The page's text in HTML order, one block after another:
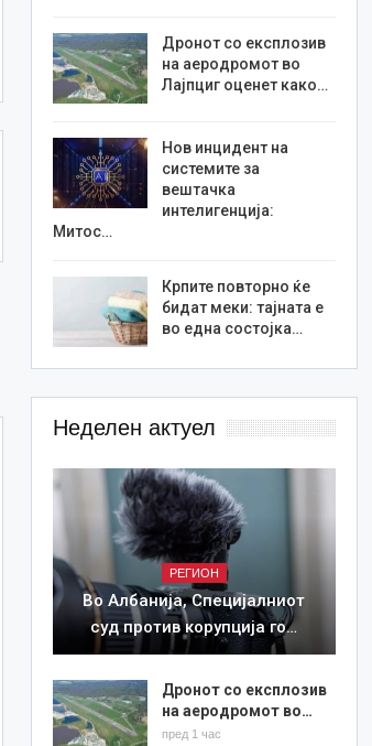
Дронот со експлозив
на аеродромот во
Лајпциг оценет како…
Нов инцидент на
системите за
вештачка
интелигенција:
Митос…
Крпите повторно ќе
бидат меки: тајната е
во една состојка…
Неделен актуел
РЕГИОН
Во Албанија, Специјалниот
суд против корупција го…
Дронот со експлозив
на аеродромот во…
пред 1 час